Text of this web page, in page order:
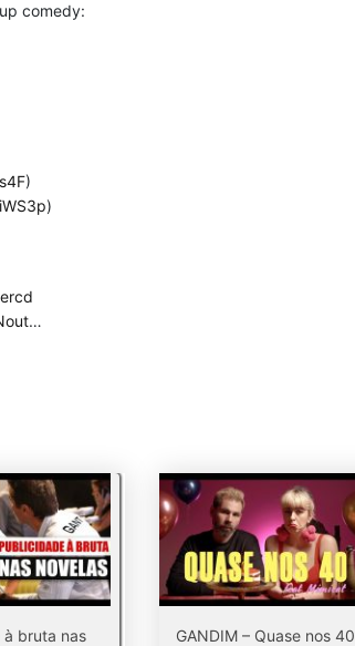
comedy:
)
)
…
bruta nas
GANDIM – Quase nos 40